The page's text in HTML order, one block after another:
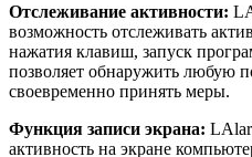
Отслеживание активности:
возможность отслеживать
нажатия клавиш, запуск
позволяет обнаружить любую
своевременно принять меры.
Функция записи экрана:
активность на экране